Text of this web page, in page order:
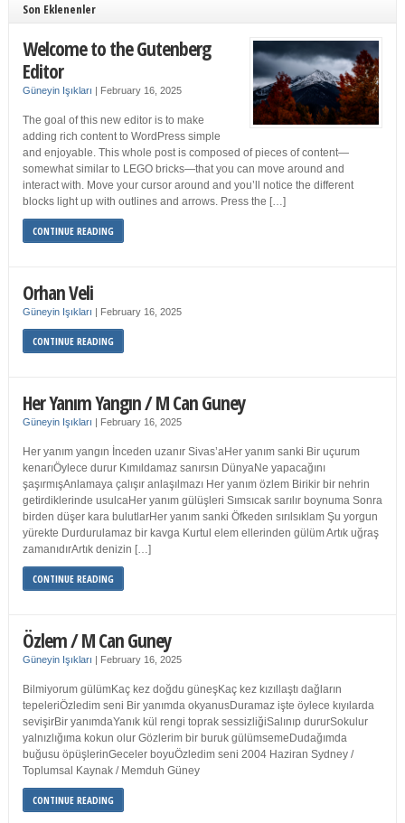
Son Eklenenler
Welcome to the Gutenberg
Editor
Güneyin Işıkları | February 16, 2025
The goal of this new editor is to make
adding rich content to WordPress simple
and enjoyable. This whole post is composed of pieces of content—
somewhat similar to LEGO bricks—that you can move around and
interact with. Move your cursor around and you’ll notice the different
blocks light up with outlines and arrows. Press the […]
CONTINUE READING
Orhan Veli
Güneyin Işıkları | February 16, 2025
CONTINUE READING
Her Yanım Yangın / M Can Guney
Güneyin Işıkları | February 16, 2025
Her yanım yangın İnceden uzanır Sivas’aHer yanım sanki Bir uçurum
kenarıÖylece durur Kımıldamaz sanırsın DünyaNe yapacağını
şaşırmışAnlamaya çalışır anlaşılmazı Her yanım özlem Birikir bir nehrin
getirdiklerinde usulcaHer yanım gülüşleri Sımsıcak sarılır boynuma Sonra
birden düşer kara bulutlarHer yanım sanki Öfkeden sırılsıklam Şu yorgun
yürekte Durdurulamaz bir kavga Kurtul elem ellerinden gülüm Artık uğraş
zamanıdırArtık denizin […]
CONTINUE READING
Özlem / M Can Guney
Güneyin Işıkları | February 16, 2025
Bilmiyorum gülümKaç kez doğdu güneşKaç kez kızıllaştı dağların
tepeleriÖzledim seni Bir yanımda okyanusDuramaz işte öylece kıyılarda
sevişirBir yanımdaYanık kül rengi toprak sessizliğiSalınıp dururSokulur
yalnızlığıma kokun olur Gözlerim bir buruk gülümsemeDudağımda
buğusu öpüşlerinGeceler boyuÖzledim seni 2004 Haziran Sydney /
Toplumsal Kaynak / Memduh Güney
CONTINUE READING